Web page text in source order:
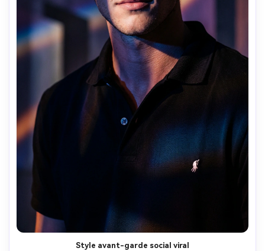
Style avant-garde social viral